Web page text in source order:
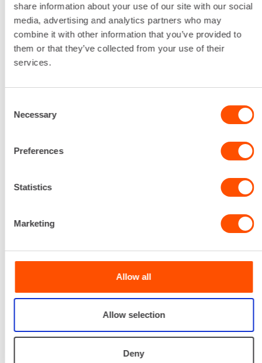
share information about your use of our site with our social
media, advertising and analytics partners who may
combine it with other information that you’ve provided to
them or that they’ve collected from your use of their
services.
Selection
Necessary
Preferences
Statistics
Marketing
Allow all
Allow selection
Deny
Korkeus
Leveys
Lankamitta 0,8 mm
Lataa lisää